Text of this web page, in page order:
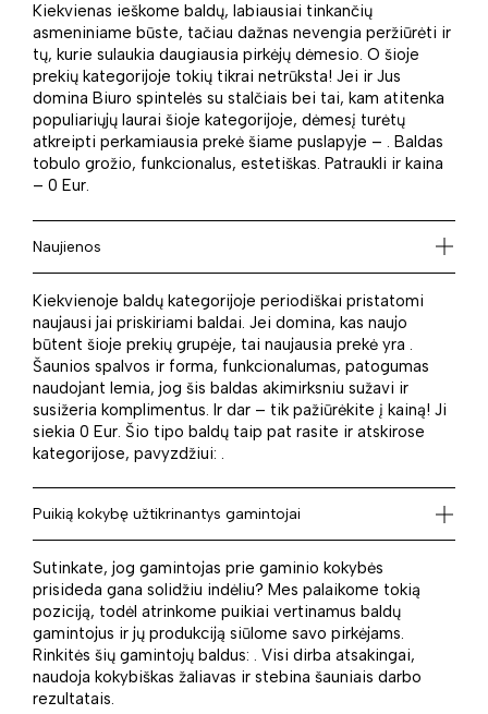
Kiekvienas ieškome baldų, labiausiai tinkančių
asmeniniame būste, tačiau dažnas nevengia peržiūrėti ir
tų, kurie sulaukia daugiausia pirkėjų dėmesio. O šioje
prekių kategorijoje tokių tikrai netrūksta! Jei ir Jus
domina Biuro spintelės su stalčiais bei tai, kam atitenka
populiariųjų laurai šioje kategorijoje, dėmesį turėtų
atkreipti perkamiausia prekė šiame puslapyje – . Baldas
tobulo grožio, funkcionalus, estetiškas. Patraukli ir kaina
– 0 Eur.
Naujienos
Kiekvienoje baldų kategorijoje periodiškai pristatomi
naujausi jai priskiriami baldai. Jei domina, kas naujo
būtent šioje prekių grupėje, tai naujausia prekė yra .
Šaunios spalvos ir forma, funkcionalumas, patogumas
naudojant lemia, jog šis baldas akimirksniu sužavi ir
susižeria komplimentus. Ir dar – tik pažiūrėkite į kainą! Ji
siekia 0 Eur. Šio tipo baldų taip pat rasite ir atskirose
kategorijose, pavyzdžiui: .
Puikią kokybę užtikrinantys gamintojai
Sutinkate, jog gamintojas prie gaminio kokybės
prisideda gana solidžiu indėliu? Mes palaikome tokią
poziciją, todėl atrinkome puikiai vertinamus baldų
gamintojus ir jų produkciją siūlome savo pirkėjams.
Rinkitės šių gamintojų baldus: . Visi dirba atsakingai,
naudoja kokybiškas žaliavas ir stebina šauniais darbo
rezultatais.